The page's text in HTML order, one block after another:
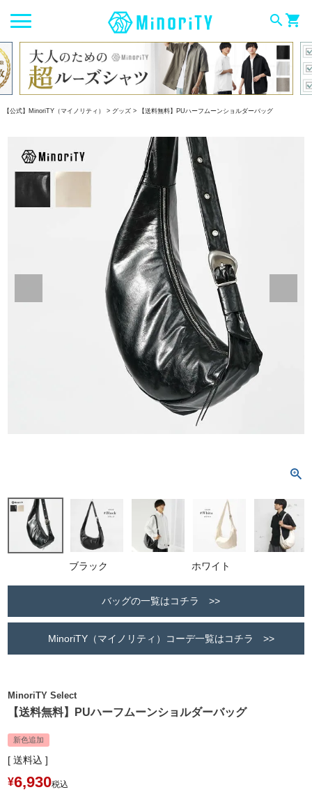
searchshopping_cart
【公式】MinoriTY（マイノリティ） グッズ 【送料無料】PUハーフムーンショルダーバッグ
ブラック ホワイト
バッグの一覧はコチラ >>
MinoriTY（マイノリティ）コーデ一覧はコチラ >>
MinoriTY Select
【送料無料】PUハーフムーンショルダーバッグ
新色追加
送料込
¥6,930税込